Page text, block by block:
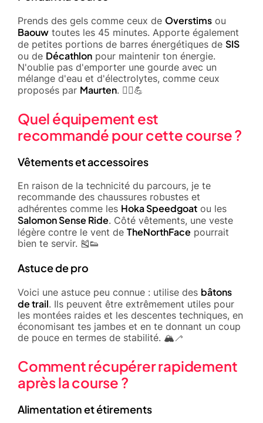
Prends des gels comme ceux de Overstims ou
Baouw toutes les 45 minutes. Apporte également
de petites portions de barres énergétiques de SIS
ou de Décathlon pour maintenir ton énergie.
N'oublie pas d'emporter une gourde avec un
mélange d'eau et d'électrolytes, comme ceux
proposés par Maurten. 🏃‍♂️💪
Quel équipement est
recommandé pour cette course ?
Vêtements et accessoires
En raison de la technicité du parcours, je te
recommande des chaussures robustes et
adhérentes comme les Hoka Speedgoat ou les
Salomon Sense Ride. Côté vêtements, une veste
légère contre le vent de TheNorthFace pourrait
bien te servir. 🎽👟
Astuce de pro
Voici une astuce peu connue : utilise des bâtons
de trail. Ils peuvent être extrêmement utiles pour
les montées raides et les descentes techniques, en
économisant tes jambes et en te donnant un coup
de pouce en termes de stabilité. 🏔️🦯
Comment récupérer rapidement
après la course ?
Alimentation et étirements